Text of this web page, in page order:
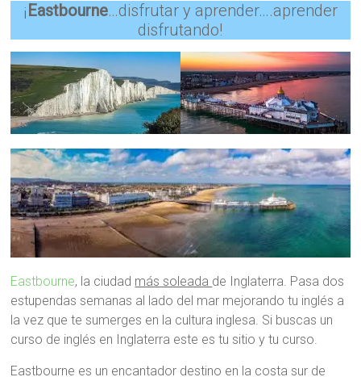
¡Eastbourne…disfrutar y aprender….aprender
disfrutando!
Eastbourne, la ciudad más soleada de Inglaterra. Pasa dos
estupendas semanas al lado del mar mejorando tu inglés a
la vez que te sumerges en la cultura inglesa. Si buscas un
curso de inglés en Inglaterra este es tu sitio y tu curso.
Eastbourne es un encantador destino en la costa sur de